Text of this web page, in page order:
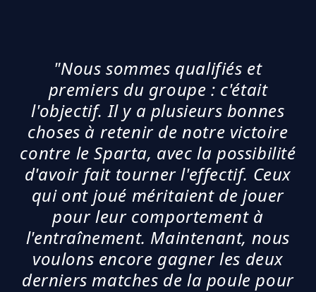
"Nous sommes qualifiés et
premiers du groupe : c'était
l'objectif. Il y a plusieurs bonnes
choses à retenir de notre victoire
contre le Sparta, avec la possibilité
d'avoir fait tourner l'effectif. Ceux
qui ont joué méritaient de jouer
pour leur comportement à
l'entraînement. Maintenant, nous
voulons encore gagner les deux
derniers matches de la poule pour